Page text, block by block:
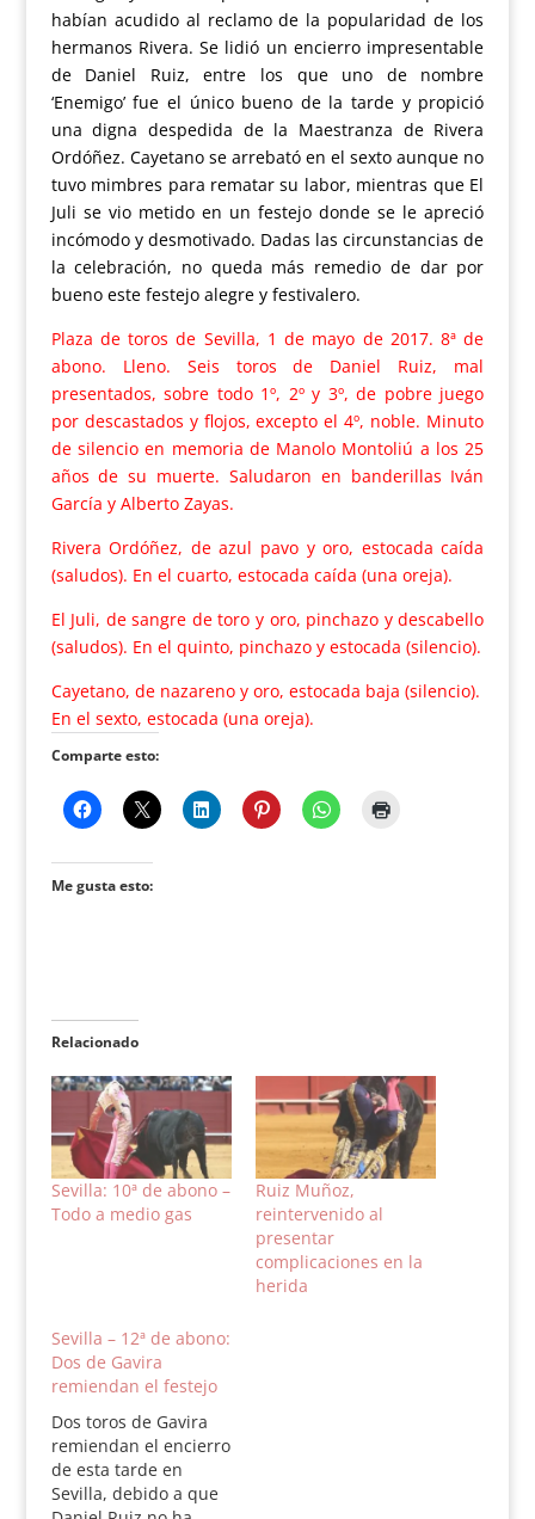
habían acudido al reclamo de la popularidad de los
hermanos Rivera. Se lidió un encierro impresentable
de Daniel Ruiz, entre los que uno de nombre
‘Enemigo’ fue el único bueno de la tarde y propició
una digna despedida de la Maestranza de Rivera
Ordóñez. Cayetano se arrebató en el sexto aunque no
tuvo mimbres para rematar su labor, mientras que El
Juli se vio metido en un festejo donde se le apreció
incómodo y desmotivado. Dadas las circunstancias de
la celebración, no queda más remedio de dar por
bueno este festejo alegre y festivalero.
Plaza de toros de Sevilla, 1 de mayo de 2017. 8ª de
abono. Lleno. Seis toros de Daniel Ruiz, mal
presentados, sobre todo 1º, 2º y 3º, de pobre juego
por descastados y flojos, excepto el 4º, noble. Minuto
de silencio en memoria de Manolo Montoliú a los 25
años de su muerte. Saludaron en banderillas Iván
García y Alberto Zayas.
Rivera Ordóñez, de azul pavo y oro, estocada caída
(saludos). En el cuarto, estocada caída (una oreja).
El Juli, de sangre de toro y oro, pinchazo y descabello
(saludos). En el quinto, pinchazo y estocada (silencio).
Cayetano, de nazareno y oro, estocada baja (silencio).
En el sexto, estocada (una oreja).
Comparte esto:
Me gusta esto:
Relacionado
Sevilla: 10ª de abono –
Todo a medio gas
Ruiz Muñoz,
reintervenido al
presentar
complicaciones en la
herida
Sevilla – 12ª de abono:
Dos de Gavira
remiendan el festejo
Dos toros de Gavira
remiendan el encierro
de esta tarde en
Sevilla, debido a que